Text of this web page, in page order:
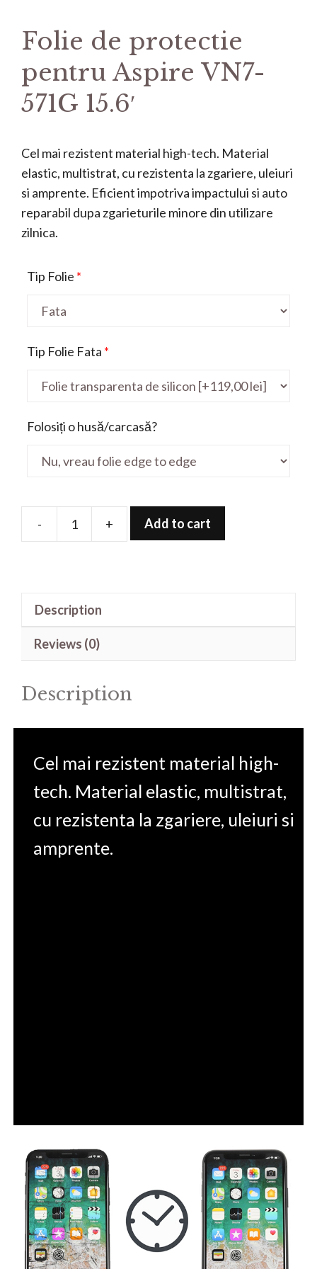
Folie de protectie
pentru Aspire VN7-
571G 15.6′
Cel mai rezistent material high-tech. Material
elastic, multistrat, cu rezistenta la zgariere, uleiuri
si amprente. Eficient impotriva impactului si auto
reparabil dupa zgarieturile minore din utilizare
zilnica.
Tip Folie *
Tip Folie Fata *
Folosiți o husă/carcasă?
-
Folie
quantity
+ Add to cart
Description
Reviews (0)
Description
Cel mai rezistent material high-
tech. Material elastic, multistrat,
cu rezistenta la zgariere, uleiuri si
amprente.